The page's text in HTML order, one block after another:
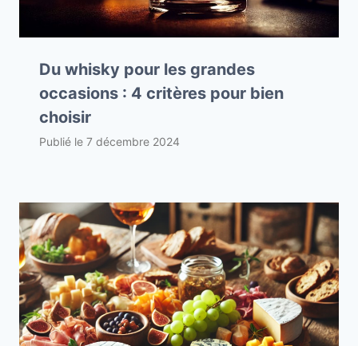
Du whisky pour les grandes
occasions : 4 critères pour bien
choisir
Publié le 7 décembre 2024